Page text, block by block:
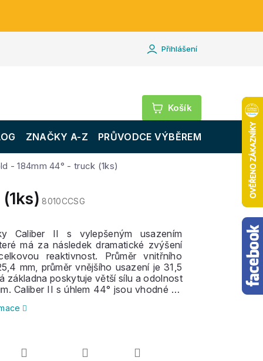
Přihlášení
Nákupní
košík
ZNAČKY A-Z PRŮVODCE VÝBĚREM
- 184mm 44° - truck (1ks)
8010CCSG
Caliber II s vylepšeným usazením
má za následek dramatické zvýšení
reaktivnost. Průměr vnitřního
mm, průměr vnějšího usazení je 31,5
základna poskytuje větší sílu a odolnost
Caliber II s úhlem 44° jsou vhodné na
vyšších rychlostech. S použitím